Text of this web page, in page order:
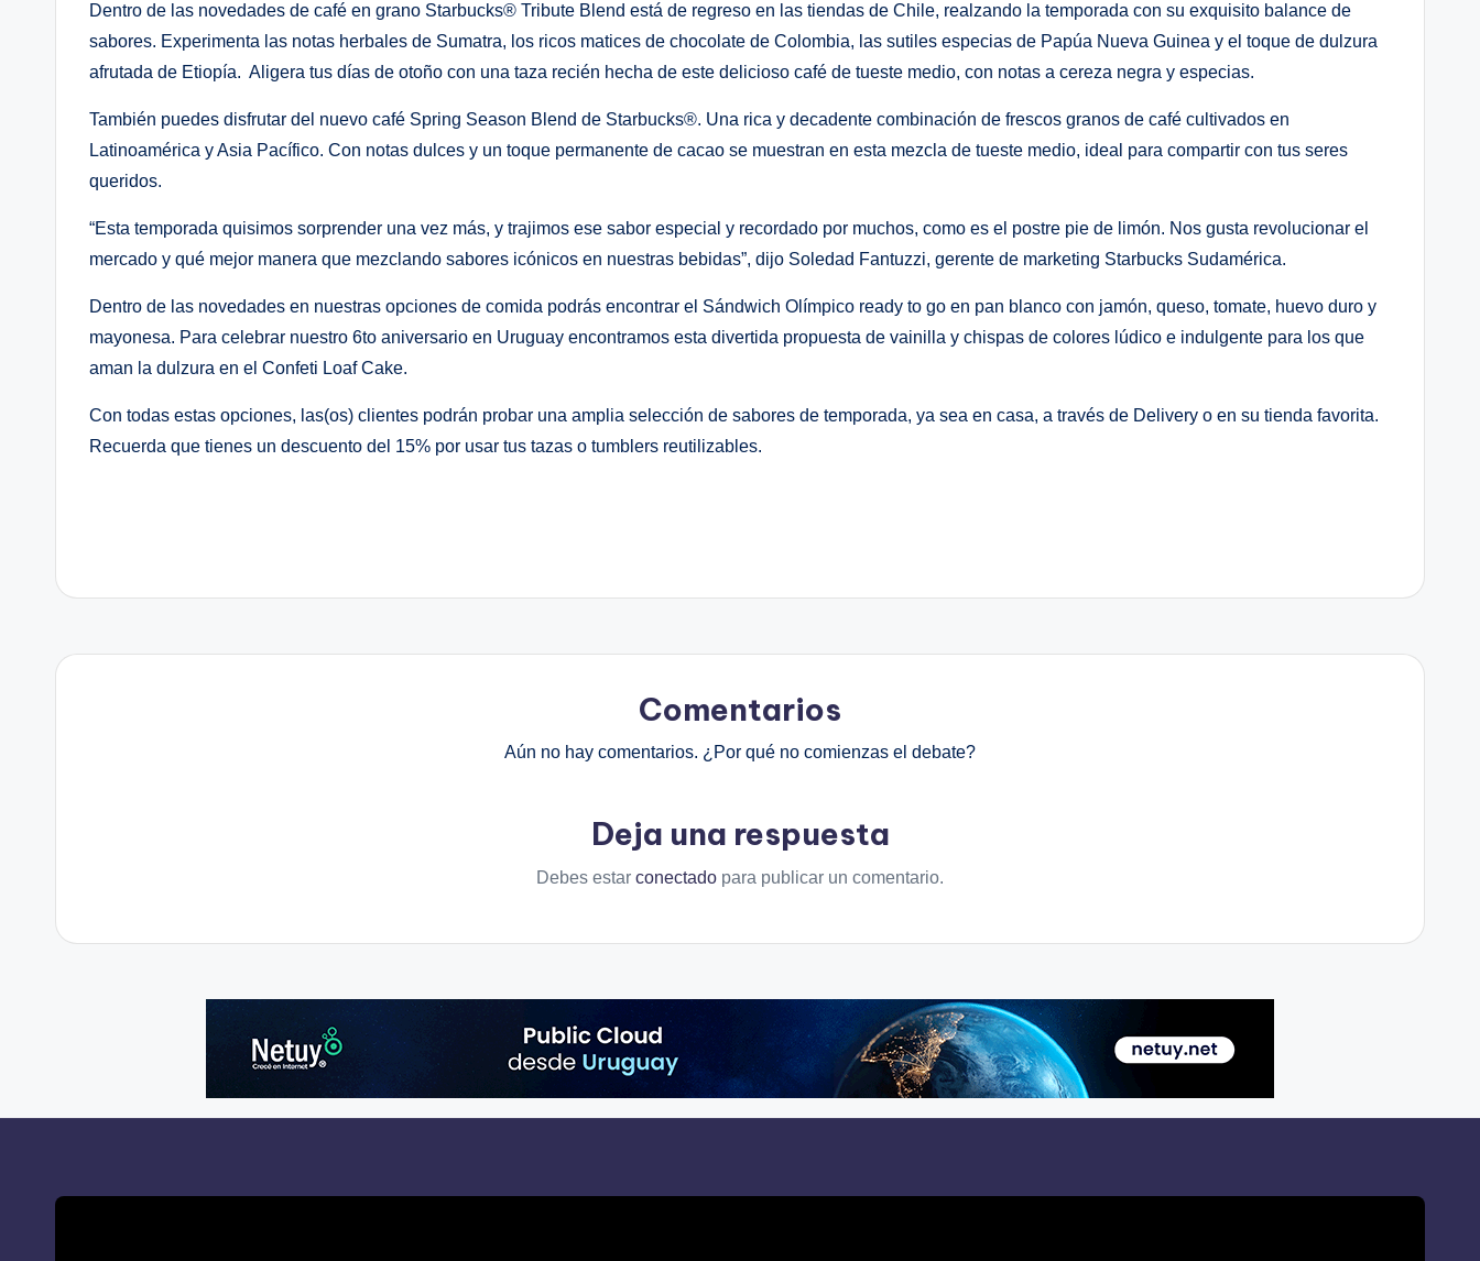
Dentro de las novedades de café en grano Starbucks® Tribute Blend está de regreso en las tiendas de Chile, realzando la temporada con su exquisito balance de
sabores. Experimenta las notas herbales de Sumatra, los ricos matices de chocolate de Colombia, las sutiles especias de Papúa Nueva Guinea y el toque de dulzura
afrutada de Etiopía. Aligera tus días de otoño con una taza recién hecha de este delicioso café de tueste medio, con notas a cereza negra y especias.
También puedes disfrutar del nuevo café Spring Season Blend de Starbucks®. Una rica y decadente combinación de frescos granos de café cultivados en
Latinoamérica y Asia Pacífico. Con notas dulces y un toque permanente de cacao se muestran en esta mezcla de tueste medio, ideal para compartir con tus seres
queridos.
“Esta temporada quisimos sorprender una vez más, y trajimos ese sabor especial y recordado por muchos, como es el postre pie de limón. Nos gusta revolucionar el
mercado y qué mejor manera que mezclando sabores icónicos en nuestras bebidas”, dijo Soledad Fantuzzi, gerente de marketing Starbucks Sudamérica.
Dentro de las novedades en nuestras opciones de comida podrás encontrar el Sándwich Olímpico ready to go en pan blanco con jamón, queso, tomate, huevo duro y
mayonesa. Para celebrar nuestro 6to aniversario en Uruguay encontramos esta divertida propuesta de vainilla y chispas de colores lúdico e indulgente para los que
aman la dulzura en el Confeti Loaf Cake.
Con todas estas opciones, las(os) clientes podrán probar una amplia selección de sabores de temporada, ya sea en casa, a través de Delivery o en su tienda favorita.
Recuerda que tienes un descuento del 15% por usar tus tazas o tumblers reutilizables.
Comentarios
Aún no hay comentarios. ¿Por qué no comienzas el debate?
Deja una respuesta
Debes estar conectado para publicar un comentario.